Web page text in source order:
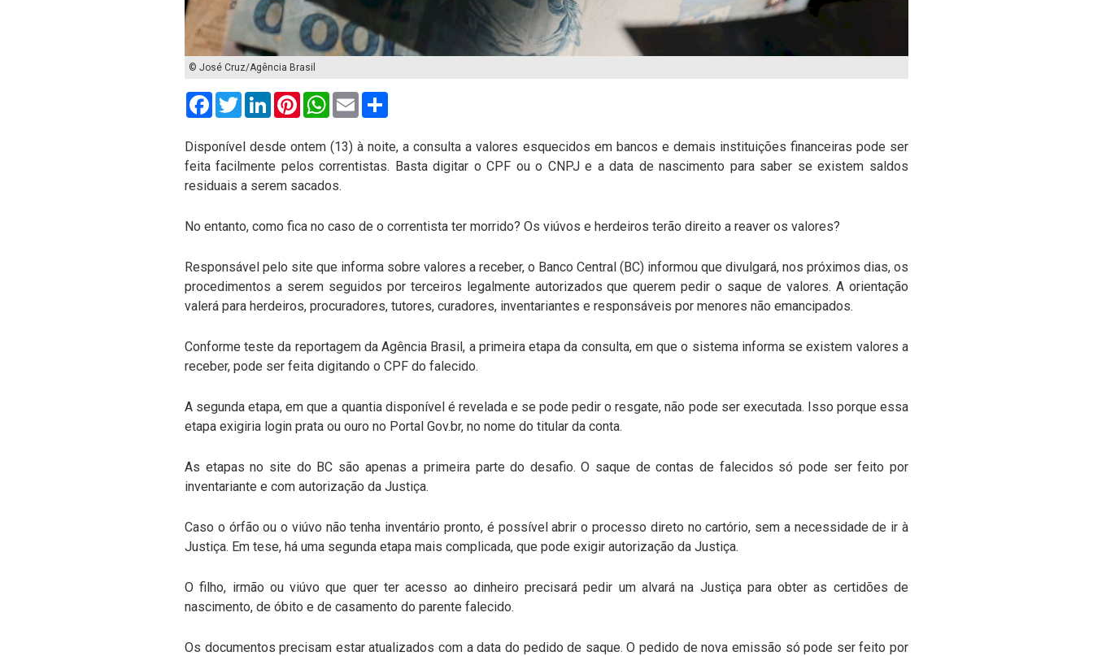
© José Cruz/Agência Brasil
FacebookTwitterLinkedInPinterestWhatsApp
Email
Disponível desde ontem (13) à noite, a consulta a valores esquecidos em bancos e demais instituições financeiras pode ser
feita facilmente pelos correntistas. Basta digitar o CPF ou o CNPJ e a data de nascimento para saber se existem saldos
residuais a serem sacados.
No entanto, como fica no caso de o correntista ter morrido? Os viúvos e herdeiros terão direito a reaver os valores?
Responsável pelo site que informa sobre valores a receber, o Banco Central (BC) informou que divulgará, nos próximos dias, os
procedimentos a serem seguidos por terceiros legalmente autorizados que querem pedir o saque de valores. A orientação
valerá para herdeiros, procuradores, tutores, curadores, inventariantes e responsáveis por menores não emancipados.
Conforme teste da reportagem da Agência Brasil, a primeira etapa da consulta, em que o sistema informa se existem valores a
receber, pode ser feita digitando o CPF do falecido.
A segunda etapa, em que a quantia disponível é revelada e se pode pedir o resgate, não pode ser executada. Isso porque essa
etapa exigiria login prata ou ouro no Portal Gov.br, no nome do titular da conta.
As etapas no site do BC são apenas a primeira parte do desafio. O saque de contas de falecidos só pode ser feito por
inventariante e com autorização da Justiça.
Caso o órfão ou o viúvo não tenha inventário pronto, é possível abrir o processo direto no cartório, sem a necessidade de ir à
Justiça. Em tese, há uma segunda etapa mais complicada, que pode exigir autorização da Justiça.
O filho, irmão ou viúvo que quer ter acesso ao dinheiro precisará pedir um alvará na Justiça para obter as certidões de
nascimento, de óbito e de casamento do parente falecido.
Os documentos precisam estar atualizados com a data do pedido de saque. O pedido de nova emissão só pode ser feito por